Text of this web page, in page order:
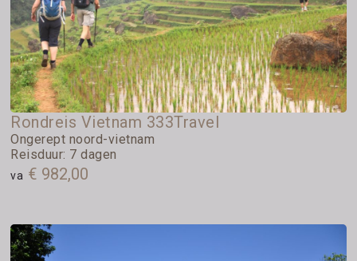
Rondreis Vietnam 333Travel
Ongerept noord-vietnam
Reisduur: 7 dagen
va € 982,00